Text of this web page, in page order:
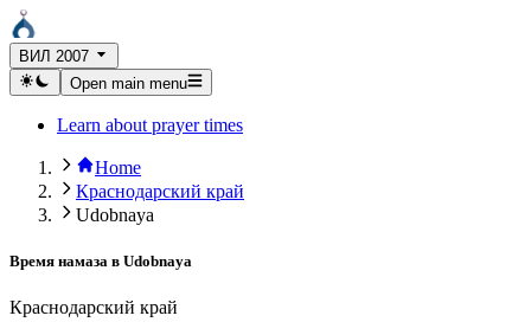
ВИЛ 2007
Open main menu
Learn about prayer times
Home
Краснодарский край
Udobnaya
Время намаза в Udobnaya
Краснодарский край